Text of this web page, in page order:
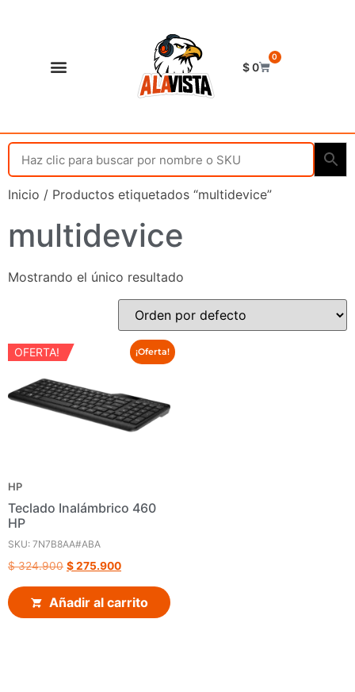
$0
0
Inicio / Productos etiquetados “multidevice”
multidevice
Mostrando el único resultado
¡Oferta!
OFERTA!
HP
Teclado Inalámbrico 460
HP
SKU: 7N7B8AA#ABA
$324.900 $275.900
Añadir al carrito